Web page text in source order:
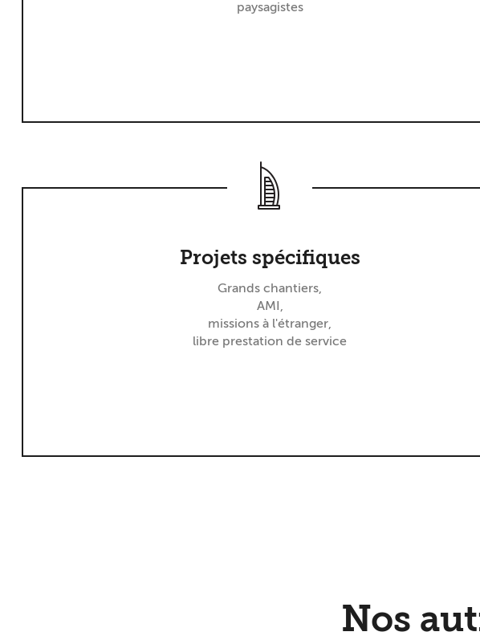
paysagistes
Projets spécifiques
Grands chantiers,
AMI,
missions à l'étranger,
libre prestation de service
Nos